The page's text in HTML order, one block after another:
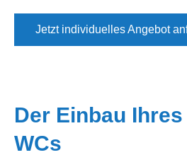
Jetzt individuelles Angebot
Der Einbau
WCs